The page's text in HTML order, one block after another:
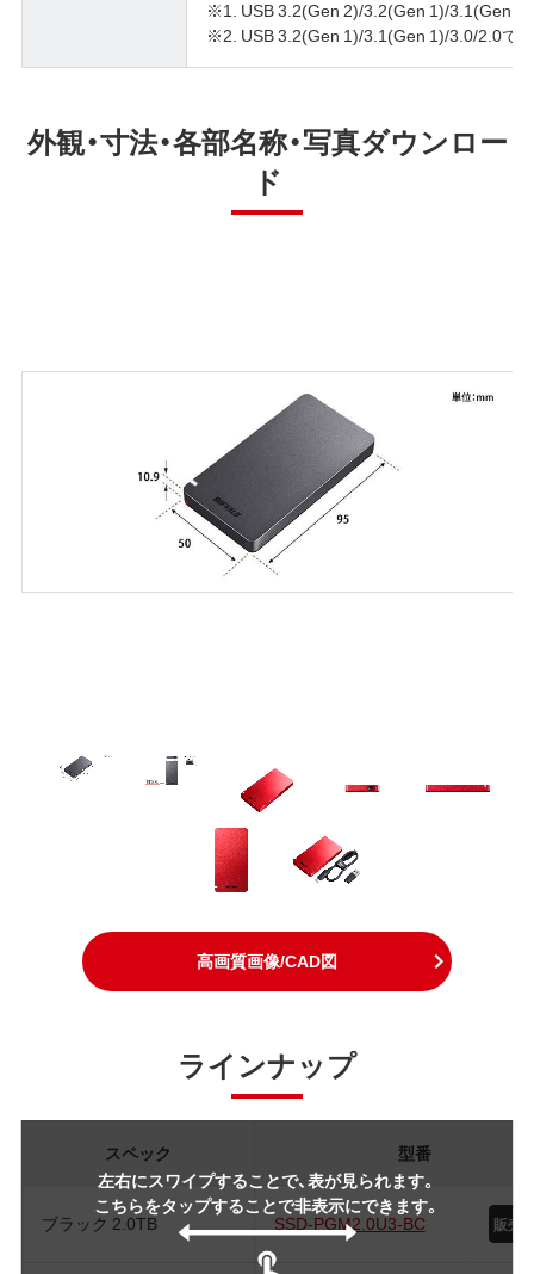
※1. USB 3.2(Gen 2)/3.2(Gen 1)/3.1(Gen
※2. USB 3.2(Gen 1)/3.1(Gen 1)/3.0/2.0で
外観・寸法・各部名称・写真ダウンロー
ド
高画質画像/CAD図
ラインナップ
左右にスワイプすることで、表が見られます。
こちらをタップすることで非表示にできます。
スペック 型番
ブラック 2.0TB SSD-PGM2.0U3-BC